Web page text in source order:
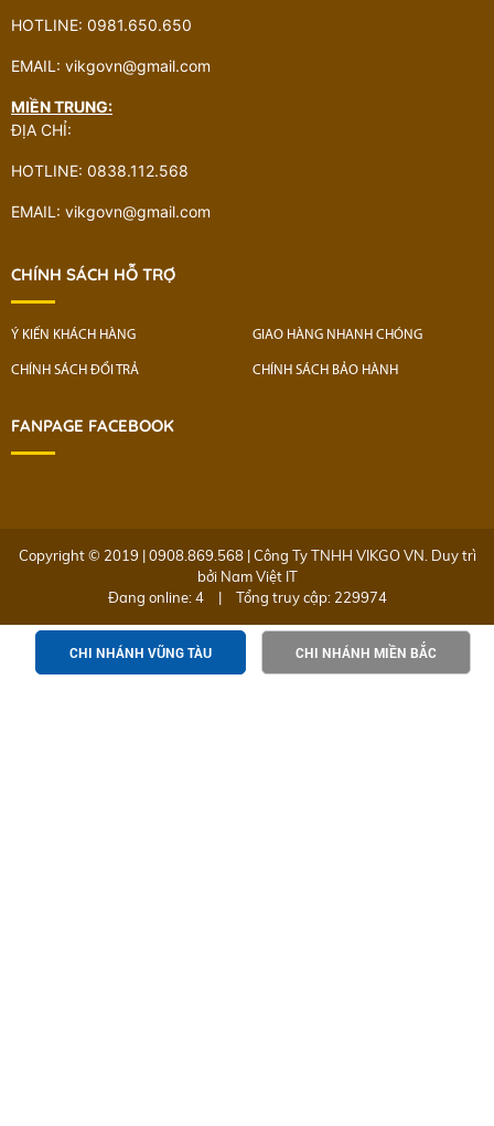
HOTLINE: 0981.650.650
EMAIL: vikgovn@gmail.com
MIỀN TRUNG:
ĐỊA CHỈ:
HOTLINE: 0838.112.568
EMAIL: vikgovn@gmail.com
CHÍNH SÁCH HỖ TRỢ
Ý KIẾN KHÁCH HÀNG GIAO HÀNG NHANH CHÓNG
CHÍNH SÁCH ĐỔI TRẢ CHÍNH SÁCH BẢO HÀNH
FANPAGE FACEBOOK
Copyright © 2019 | 0908.869.568 | Công Ty TNHH VIKGO VN. Duy trì
bởi Nam Việt IT
Đang online: 4
| Tổng truy cập: 229974
CHI NHÁNH VŨNG TÀU CHI NHÁNH MIỀN BẮC